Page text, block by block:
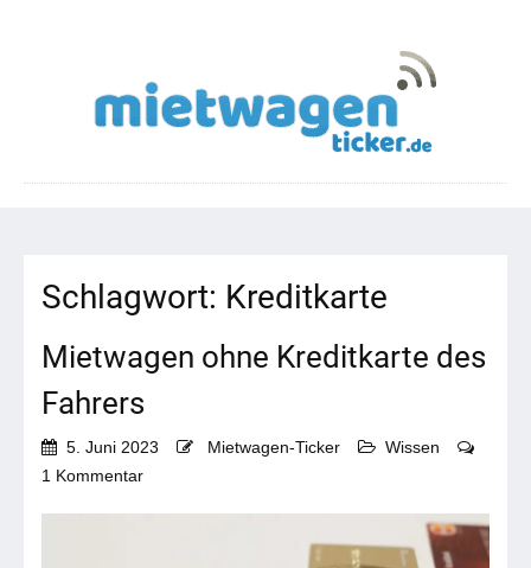
Schlagwort: Kreditkarte
Mietwagen ohne Kreditkarte des
Fahrers
5. Juni 2023 Mietwagen-Ticker
Wissen
1 Kommentarzu